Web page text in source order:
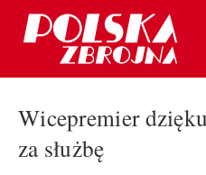
Wicepremier
za służbę